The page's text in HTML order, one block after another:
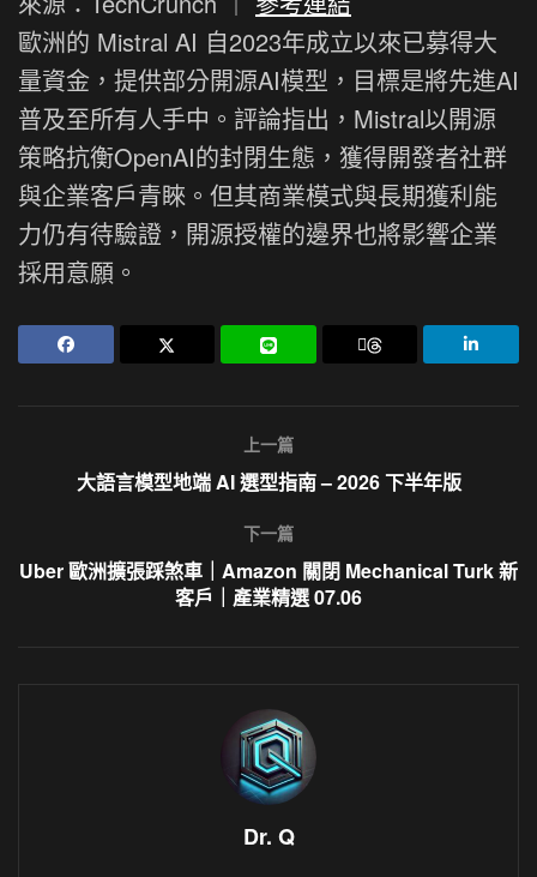
歐洲的 Mistral AI 自2023年成立以來已募得大
量資金，提供部分開源AI模型，目標是將先進AI
普及至所有人手中。評論指出，Mistral以開源
策略抗衡OpenAI的封閉生態，獲得開發者社群
與企業客戶青睞。但其商業模式與長期獲利能
力仍有待驗證，開源授權的邊界也將影響企業
採用意願。
上一篇
大語言模型地端 AI 選型指南 – 2026 下半年版
下一篇
Uber 歐洲擴張踩煞車｜Amazon 關閉 Mechanical Turk 新
客戶｜產業精選 07.06
Dr. Q